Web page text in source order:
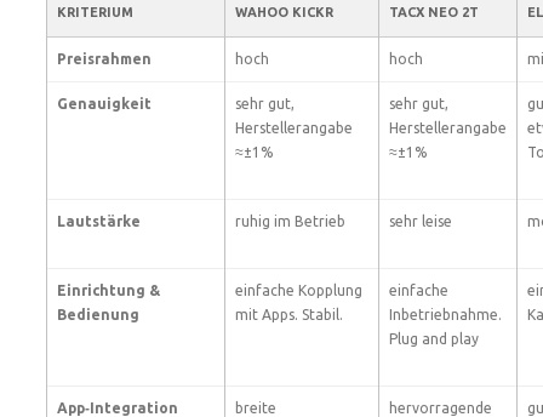
KRITERIUM WAHOO KICKR TACX NEO 2T
Preisrahmen hoch hoch
Genauigkeit
sehr gut,
Herstellerangabe
≈±1%
sehr gut,
Herstellerangabe
≈±1%
Lautstärke ruhig im Betrieb sehr leise
Einrichtung &
Bedienung
einfache Kopplung
mit Apps. Stabil.
einfache
Inbetriebnahme.
Plug and play
App‑Integration
breite
hervorragende